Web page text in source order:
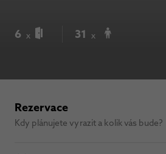
6 x 31 x
Rezervace
Kdy plánujete vyrazit a kolik vás bude?